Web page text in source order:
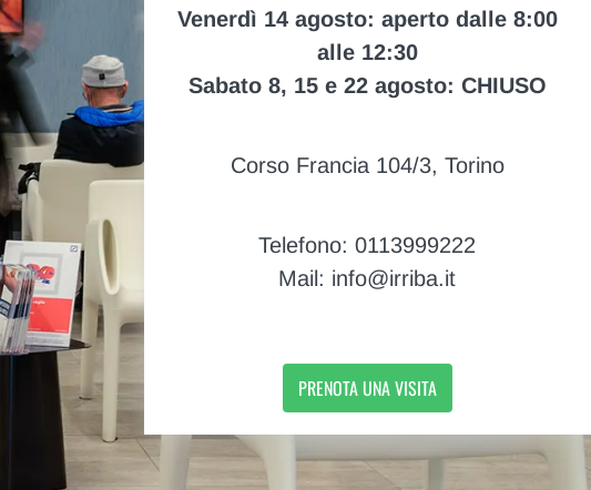
Venerdì 14 agosto: aperto dalle 8:00
alle 12:30
Sabato 8, 15 e 22 agosto: CHIUSO
Corso Francia 104/3, Torino
Telefono: 0113999222
Mail: info@irriba.it
PRENOTA UNA VISITA